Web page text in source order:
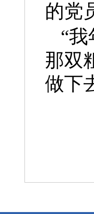
的党
“
那双
做下